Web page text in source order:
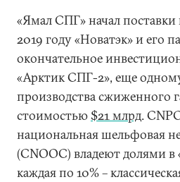
«Ямал СПГ» начал поставки
2019 году «Новатэк» и его
окончательное
«Арктик СПГ-2», еще
производства сжиженного
стоимостью $21 млрд.
национальная шельфовая
(CNOOC) владеют долями
каждая по 10% –